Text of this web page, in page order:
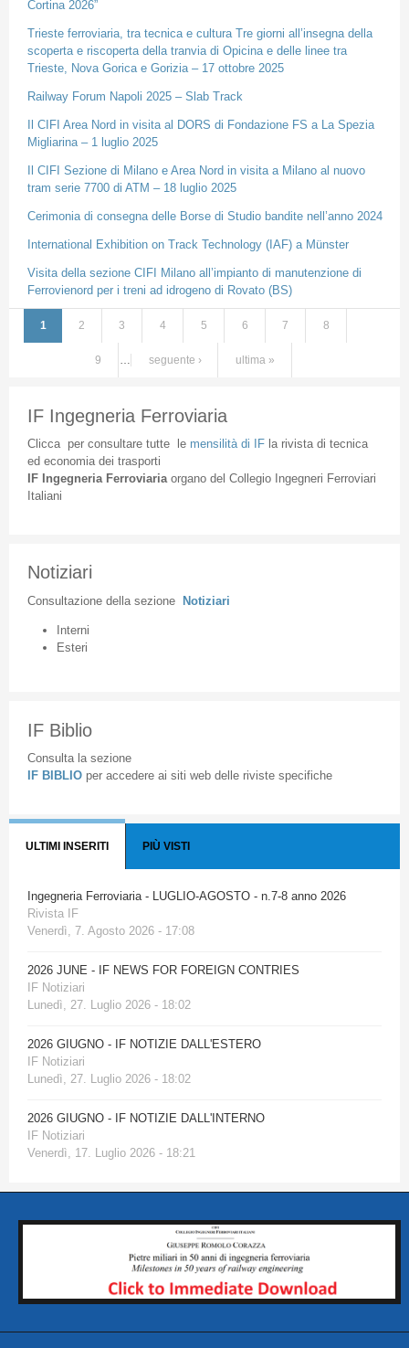
Cortina 2026”
Trieste ferroviaria, tra tecnica e cultura Tre giorni all’insegna della
scoperta e riscoperta della tranvia di Opicina e delle linee tra
Trieste, Nova Gorica e Gorizia – 17 ottobre 2025
Railway Forum Napoli 2025 – Slab Track
Il CIFI Area Nord in visita al DORS di Fondazione FS a La Spezia
Migliarina – 1 luglio 2025
Il CIFI Sezione di Milano e Area Nord in visita a Milano al nuovo
tram serie 7700 di ATM – 18 luglio 2025
Cerimonia di consegna delle Borse di Studio bandite nell’anno 2024
International Exhibition on Track Technology (IAF) a Münster
Visita della sezione CIFI Milano all’impianto di manutenzione di
Ferrovienord per i treni ad idrogeno di Rovato (BS)
Pagine
1 2 3 4 5 6 7 8
9 … seguente › ultima »
IF Ingegneria Ferroviaria
Cliccaper consultare tuttele mensilità di IFla rivista di tecnica
ed economia dei trasporti
IF Ingegneria Ferroviaria organodel Collegio Ingegneri Ferroviari
Italiani
Notiziari
Consultazione della sezione Notiziari
Interni
Esteri
IF Biblio
Consulta la sezione
IF BIBLIO per accedere ai siti web delle riviste specifiche
ULTIMI INSERITI PIÙ VISTI
Ingegneria Ferroviaria - LUGLIO-AGOSTO - n.7-8 anno 2026
Rivista IF
Venerdì, 7. Agosto 2026 - 17:08
2026 JUNE - IF NEWS FOR FOREIGN CONTRIES
IF Notiziari
Lunedì, 27. Luglio 2026 - 18:02
2026 GIUGNO - IF NOTIZIE DALL'ESTERO
IF Notiziari
Lunedì, 27. Luglio 2026 - 18:02
2026 GIUGNO - IF NOTIZIE DALL'INTERNO
IF Notiziari
Venerdì, 17. Luglio 2026 - 18:21